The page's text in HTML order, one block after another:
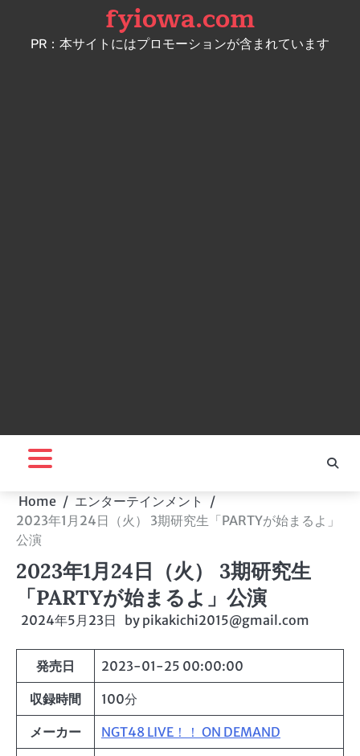
content
fyiowa.com
PR：本サイトにはプロモーションが含まれています
Home
エンターテインメント
2023年1月24日（火） 3期研究生「PARTYが始まるよ」
公演
2023年1月24日（火） 3期研究生
「PARTYが始まるよ」公演
2024年5月23日 by pikakichi2015@gmail.com
発売日 2023-01-25 00:00:00
収録時間 100分
メーカー NGT48 LIVE！！ ON DEMAND